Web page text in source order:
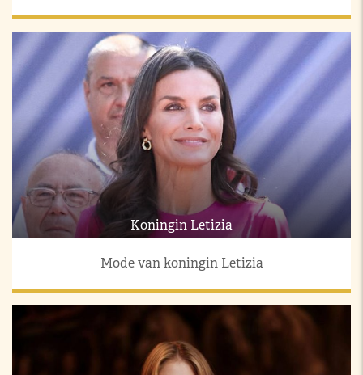
Koningin Letizia
Mode van koningin Letizia